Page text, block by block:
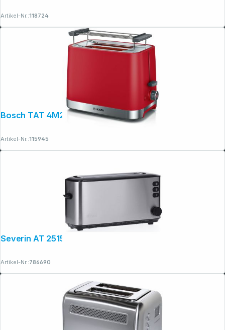
Artikel-Nr.:118724
Bosch TAT 4M224 MyMoment rot
Artikel-Nr.:115945
Artikel-Nr.:786690